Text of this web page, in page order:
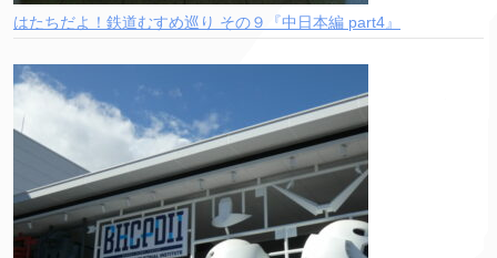
はたちだよ！鉄道むすめ巡り その９『中日本編 part4』